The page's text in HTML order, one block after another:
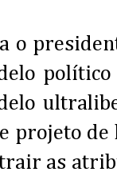
o
político
projeto
as